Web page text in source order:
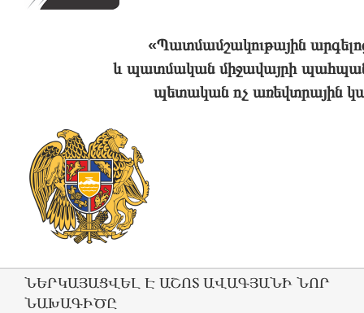
«Պատմամշակութային
և պատմական միջավայրի
պետական ոչ առեվտրային
ՆԵՐԿԱՅԱՑՎԵԼ Է ԱՇՈՏ ԱՎԱԳՅԱՆԻ ՆՈՐ
ՆԱԽԱԳԻԾԸ